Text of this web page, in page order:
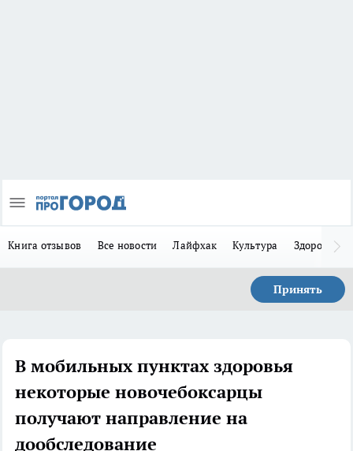
Книга отзывов Все новости Лайфхак Культура Здоровье
Принять
В мобильных пунктах здоровья
некоторые новочебоксарцы
получают направление на
дообследование